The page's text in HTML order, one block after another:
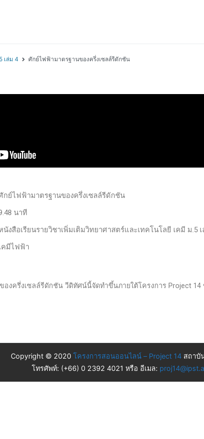
เล่ม 4 ศักย์ไฟฟ้ามาตรฐานของครึ่งเซลล์รีดักชัน
กย์ไฟฟ้ามาตรฐานของครึ่งเซลล์รีดักชัน
นาที
นังสือเรียนรายวิชาเพิ่มเติมวิทยาศาสตร์และเทคโนโลยี เคมี ม.5
คมีไฟฟ้า
องครึ่งเซลล์รีดักชัน วีดิทัศน์นี้จัดทำขึ้นภายใต้โครงการ Project 14
Copyright © 2020 โครงการสอนออนไลน์ – Project 14 สถาบั
โทรศัพท์: (+66) 0 2392 4021 หรือ อีเมล: